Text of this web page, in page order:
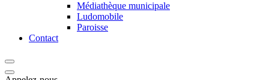
Médiathèque municipale
Ludomobile
Paroisse
Contact